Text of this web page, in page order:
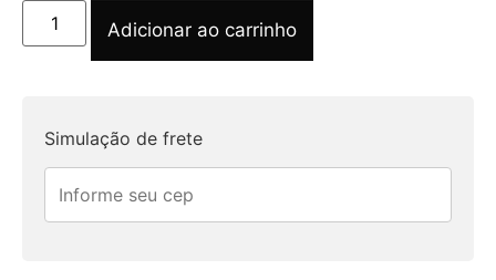
Adicionar ao carrinho
Simulação de frete